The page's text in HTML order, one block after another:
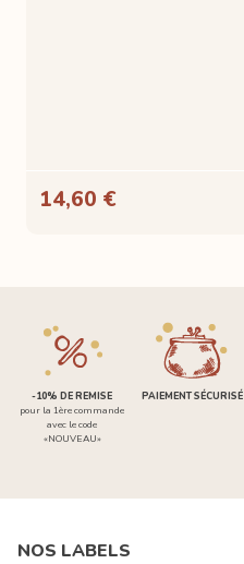
14,60 €
-10% DE REMISE
pour la 1ère commande
avec le code
«NOUVEAU»
PAIEMENT SÉCURISÉ
NOS LABELS